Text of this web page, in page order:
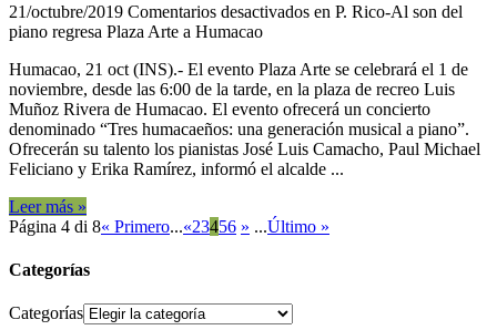
21/octubre/2019 Comentarios desactivados en P. Rico-Al son del
piano regresa Plaza Arte a Humacao
Humacao, 21 oct (INS).- El evento Plaza Arte se celebrará el 1 de
noviembre, desde las 6:00 de la tarde, en la plaza de recreo Luis
Muñoz Rivera de Humacao. El evento ofrecerá un concierto
denominado “Tres humacaeños: una generación musical a piano”.
Ofrecerán su talento los pianistas José Luis Camacho, Paul Michael
Feliciano y Erika Ramírez, informó el alcalde ...
Leer más »
Página 4 di 8« Primero...«23456 » ...Último »
Categorías
Categorías